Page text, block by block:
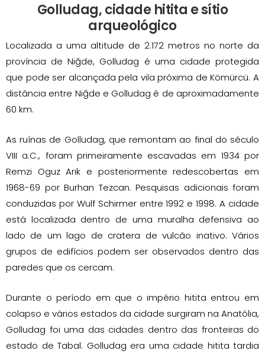
Golludag, cidade hitita e sítio
arqueológico
Localizada a uma altitude de 2.172 metros no norte da
província de Niğde, Golludag é uma cidade protegida
que pode ser alcançada pela vila próxima de Kömürcü. A
distância entre Niğde e Golludag é de aproximadamente
60 km.
As ruínas de Golludag, que remontam ao final do século
VIII a.C., foram primeiramente escavadas em 1934 por
Remzi Oguz Arık e posteriormente redescobertas em
1968-69 por Burhan Tezcan. Pesquisas adicionais foram
conduzidas por Wulf Schirmer entre 1992 e 1998. A cidade
está localizada dentro de uma muralha defensiva ao
lado de um lago de cratera de vulcão inativo. Vários
grupos de edifícios podem ser observados dentro das
paredes que os cercam.
Durante o período em que o império hitita entrou em
colapso e vários estados da cidade surgiram na Anatólia,
Golludag foi uma das cidades dentro das fronteiras do
estado de Tabal. Golludag era uma cidade hitita tardia